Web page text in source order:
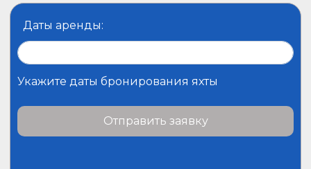
Даты аренды:
Укажите даты бронирования яхты
Отправить заявку